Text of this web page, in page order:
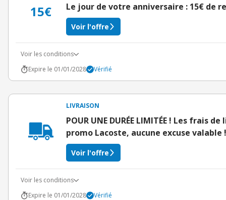
15€ Le jour de votre anniversaire : 15€ de
Voir l'offre
Voir les conditions
Expire le 01/01/2028
Vérifié
LIVRAISON
POUR UNE DURÉE LIMITÉE ! Les frais
promo Lacoste, aucune excuse valable !
Voir l'offre
Voir les conditions
Expire le 01/01/2028
Vérifié